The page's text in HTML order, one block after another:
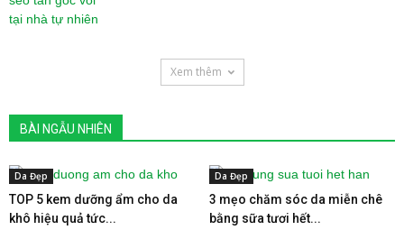
Xem thêm
BÀI NGẪU NHIÊN
Da Đẹp
TOP 5 kem dưỡng ẩm cho da
khô hiệu quả tức...
Da Đẹp
3 mẹo chăm sóc da miễn chê
bằng sữa tươi hết...